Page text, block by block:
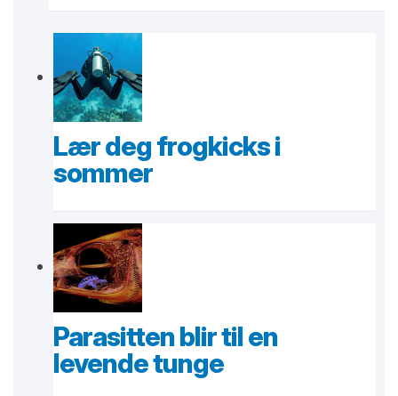
Lær deg frogkicks i
sommer
Parasitten blir til en
levende tunge